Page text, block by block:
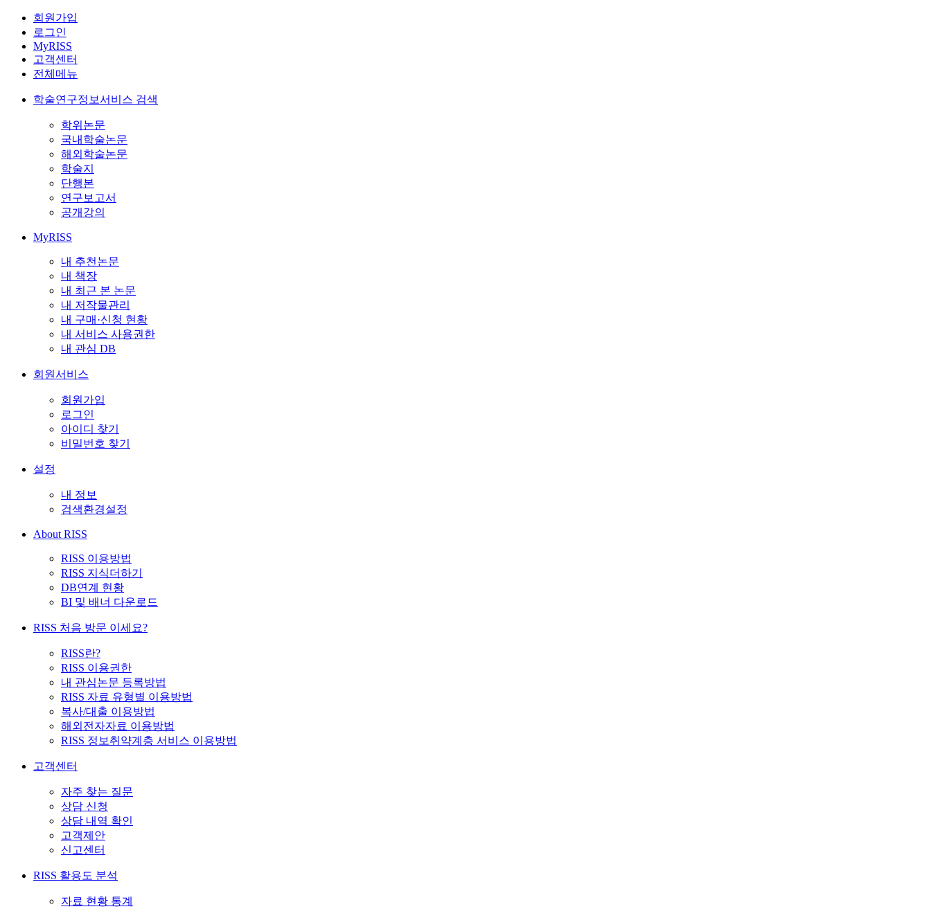
회원가입
로그인
MyRISS
고객센터
전체메뉴
학술연구정보서비스 검색
학위논문
국내학술논문
해외학술논문
학술지
단행본
연구보고서
공개강의
MyRISS
내 추천논문
내 책장
내 최근 본 논문
내 저작물관리
내 구매·신청 현황
내 서비스 사용권한
내 관심 DB
회원서비스
회원가입
로그인
아이디 찾기
비밀번호 찾기
설정
내 정보
검색환경설정
About RISS
RISS 이용방법
RISS 지식더하기
DB연계 현황
BI 및 배너 다운로드
RISS 처음 방문 이세요?
RISS란?
RISS 이용권한
내 관심논문 등록방법
RISS 자료 유형별 이용방법
복사/대출 이용방법
해외전자자료 이용방법
RISS 정보취약계층 서비스 이용방법
고객센터
자주 찾는 질문
상담 신청
상담 내역 확인
고객제안
신고센터
RISS 활용도 분석
자료 현황 통계